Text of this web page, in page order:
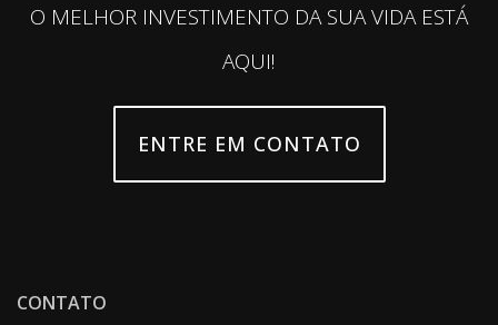
O MELHOR INVESTIMENTO DA SUA VIDA ESTÁ
AQUI!
ENTRE EM CONTATO
CONTATO